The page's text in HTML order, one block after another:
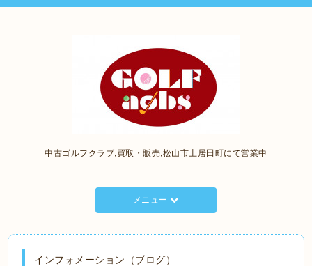
中古ゴルフクラブ,買取・販売,松山市土居田町にて営業中
メニュー
インフォメーション（ブログ）